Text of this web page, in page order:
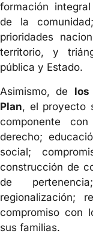
formación
de la
prioridades
territorio, y
pública y Estado.
Asimismo, de
Plan, el proyecto
componente
derecho;
social;
construcción de
de
regionalización;
compromiso con
sus familias.